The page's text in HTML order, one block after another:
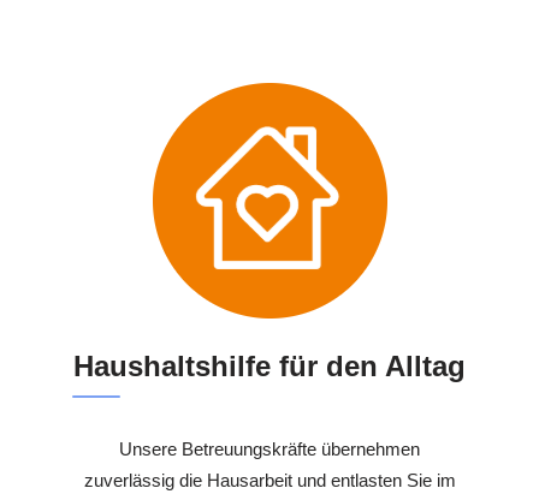
Haushaltshilfe für den Alltag
Unsere Betreuungskräfte übernehmen
zuverlässig die Hausarbeit und entlasten Sie im